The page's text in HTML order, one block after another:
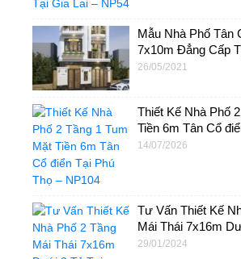
Mẫu Nhà Phố Tân
7x10m Đẳng Cấp
NP50
26/05/2021
Thiết Kế Nhà Phố
Tiền 6m Tân Cổ
NP104
14/07/2026
Tư Vấn Thiết Kế
Mái Thái 7x16m
HCM – NP79
29/01/2024